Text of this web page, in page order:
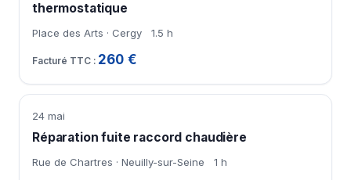
thermostatique
Place des Arts · Cergy 1.5 h
260 €
24 mai
Réparation fuite raccord chaudière
Rue de Chartres · Neuilly-sur-Seine 1 h